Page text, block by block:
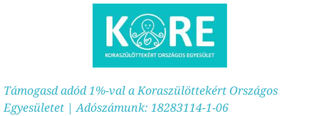
Támogasd adód 1%-val a Koraszülöttekért Országos
Egyesületet | Adószámunk: 18283114-1-06